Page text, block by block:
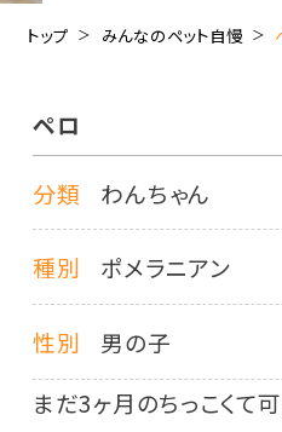
トップ みんなのペット自慢
ペロ
分類 わんちゃん
種別 ポメラニアン
性別
男の子
まだ3ヶ月のちっこくて